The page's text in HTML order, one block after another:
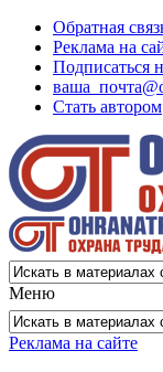
Обратная
Реклама на
Подписаться
Стать автором
Меню
Реклама на сайте